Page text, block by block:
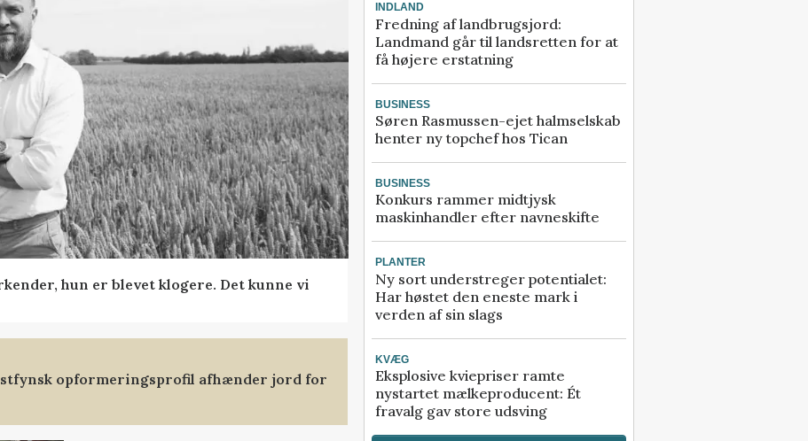
hun er blevet klogere. Det kunne vi
opformeringsprofil afhænder jord for
INDLAND
Fredning af landbrugsjord:
Landmand går til landsretten for at
få højere erstatning
BUSINESS
Søren Rasmussen-ejet halmselskab
henter ny topchef hos Tican
BUSINESS
Konkurs rammer midtjysk
maskinhandler efter navneskifte
PLANTER
Ny sort understreger potentialet:
Har høstet den eneste mark i
verden af sin slags
KVÆG
Eksplosive kviepriser ramte
nystartet mælkeproducent: Ét
fravalg gav store udsving